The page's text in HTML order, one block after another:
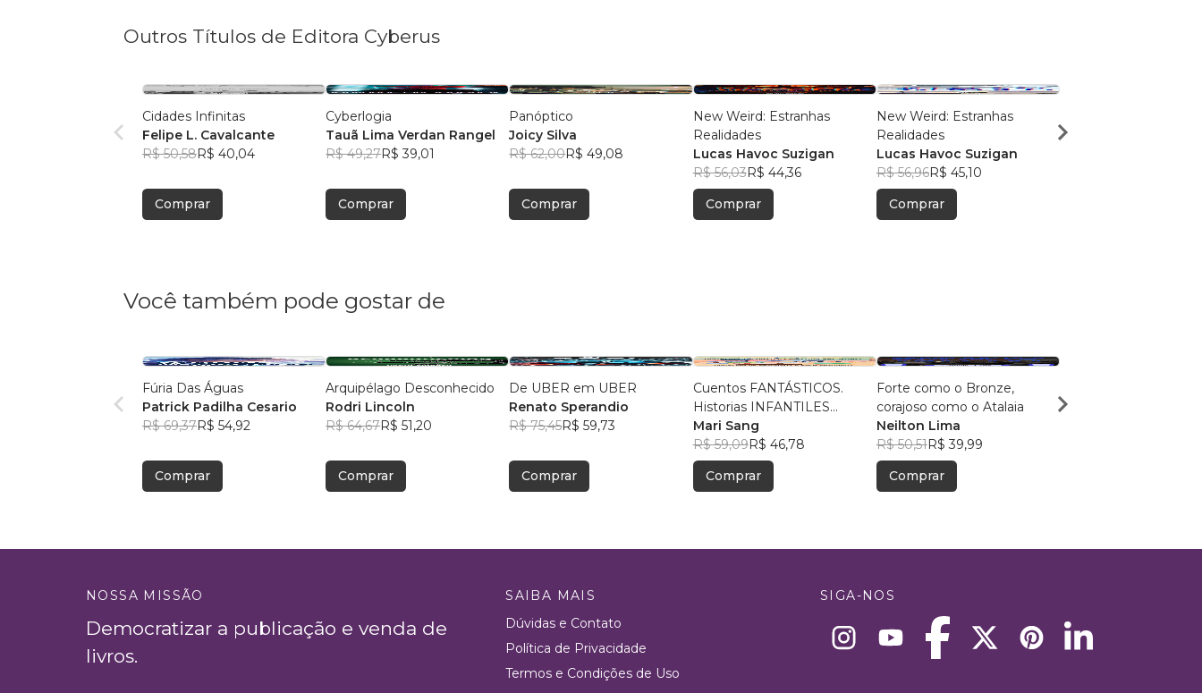
Outros Títulos de Editora Cyberus
Cidades Infinitas
Felipe L. Cavalcante
R$ 50,58R$ 40,04
Comprar
Cyberlogia
Tauã Lima Verdan Rangel
R$ 49,27R$ 39,01
Comprar
Panóptico
Joicy Silva
R$ 62,00R$ 49,08
Comprar
New Weird: Estranhas
Realidades
Lucas Havoc Suzigan
R$ 56,03R$ 44,36
Comprar
New Weird: Estranhas
Realidades
Lucas Havoc Suzigan
R$ 56,96R$ 45,10
Comprar
Editora Cyberus
Você também pode gostar de
Fúria Das Águas
Patrick Padilha Cesario
R$ 69,37R$ 54,92
Comprar
Arquipélago Desconhecido
Rodri Lincoln
R$ 64,67R$ 51,20
Comprar
De UBER em UBER
Renato Sperandio
R$ 75,45R$ 59,73
Comprar
Cuentos FANTÁSTICOS.
Historias INFANTILES
escritas por NIÑOS:
Antología Bilíngue Ilustrada.
Español - Portugués
Mari Sang
R$ 59,09R$ 46,78
Comprar
Forte como o Bronze,
corajoso como o Atalaia
Neilton Lima
R$ 50,51R$ 39,99
Comprar
Rodri Lincoln
NOSSA MISSÃO
Democratizar a publicação e venda de
livros.
SAIBA MAIS
Dúvidas e Contato
Política de Privacidade
Termos e Condições de Uso
SIGA-NOS